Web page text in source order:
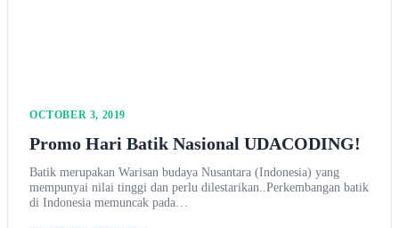
OCTOBER 3, 2019
Promo Hari Batik Nasional UDACODING!
Batik merupakan Warisan budaya Nusantara (Indonesia) yang
mempunyai nilai tinggi dan perlu dilestarikan..Perkembangan batik
di Indonesia memuncak pada…